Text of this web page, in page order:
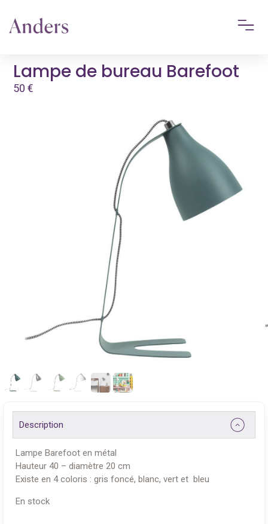
Lampe de bureau Barefoot
50€
Description
Lampe Barefoot en métal
Hauteur 40 – diamètre 20 cm
Existe en 4 coloris : gris foncé, blanc, vert et bleu
En stock